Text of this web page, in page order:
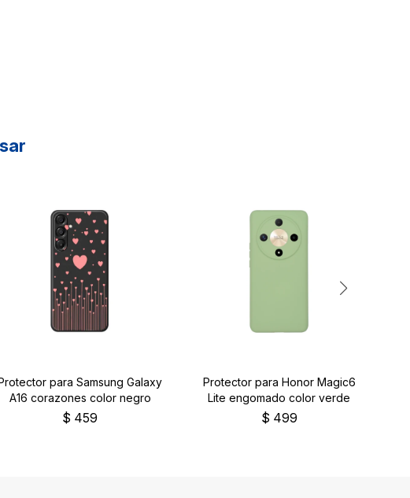
para Samsung Galaxy
A16 corazones color negro
$ 459
Protector para Honor Magic6
Lite engomado color verde
$ 499